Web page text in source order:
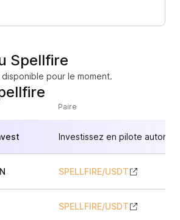
Spellfire
pour le moment.
Paire
Investissez en pilote
SPELLFIRE/USDT
SPELLFIRE/USDT